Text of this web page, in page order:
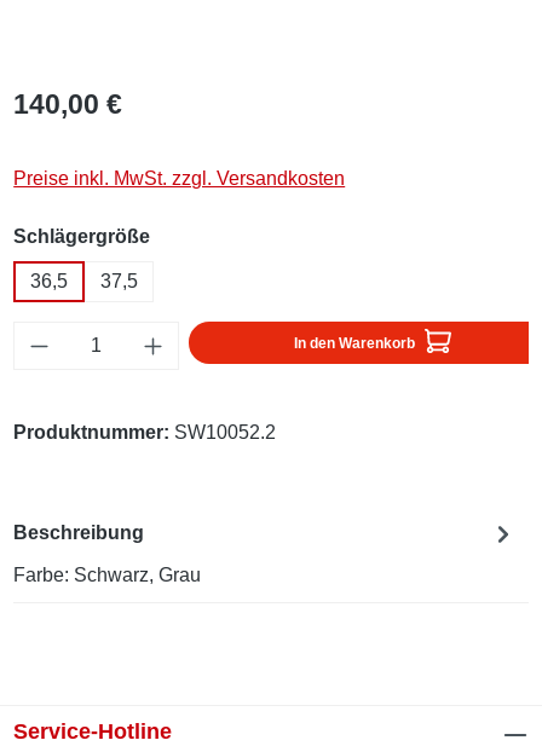
140,00 €
Preise inkl. MwSt. zzgl. Versandkosten
Schlägergrößeauswählen
36,5 37,5
Produkt Anzahl: Gib den gewünschten
In den Warenkorb
Produktnummer: SW10052.2
Beschreibung
Farbe: Schwarz, Grau
Service-Hotline